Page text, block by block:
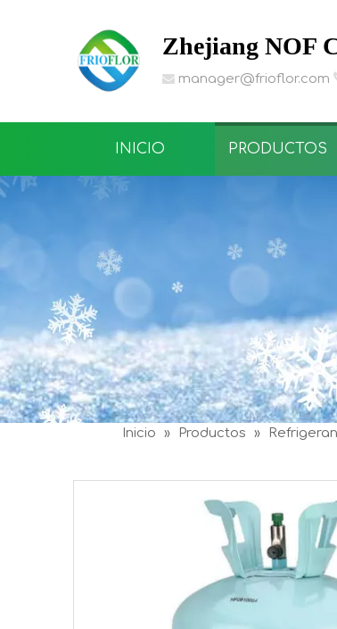
Zhejiang NOF
 manager@frioflor.com
INICIO PRODUCTOS
Inicio » Productos »